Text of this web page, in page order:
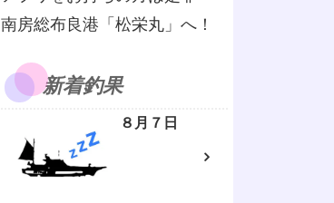
南房総布良港「松栄丸」へ！
新着釣果
８月７日